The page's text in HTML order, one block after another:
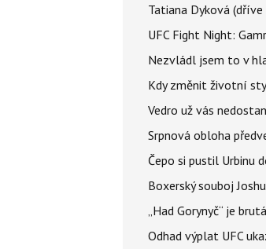
Tatiana Dyková
UFC Fight Night:
Nezvládl jsem to v
Kdy změnit životní
Vedro už vás
Srpnová obloha
Čepo si pustil Urbinu
Boxerský souboj
„Had Gorynyč“ je
Odhad výplat UFC